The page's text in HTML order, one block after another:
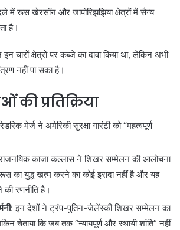
में रूस खेरसॉन और जापोरिझझिया क्षेत्रों में सैन्य
है।
चारों क्षेत्रों पर कब्जे का दावा किया था, लेकिन अभी
नहीं पा सका है।
की प्रतिक्रिया
मेर्ज ने अमेरिकी सुरक्षा गारंटी को “महत्वपूर्ण
राजनयिक काजा कल्लास ने शिखर सम्मेलन की आलोचना
का युद्ध खत्म करने का कोई इरादा नहीं है और यह
रणनीति है।
: इन देशों ने ट्रंप-पुतिन-जेलेंस्की शिखर सम्मेलन का
चेताया कि जब तक “न्यायपूर्ण और स्थायी शांति” नहीं